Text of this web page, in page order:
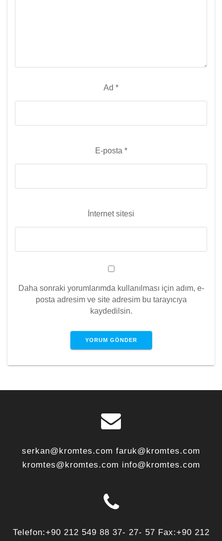
Ad *
E-posta *
İnternet sitesi
Daha sonraki yorumlarımda kullanılması için adım, e-
posta adresim ve site adresim bu tarayıcıya
kaydedilsin.
serkan@kromtes.com faruk@kromtes.com
kromtes@kromtes.com info@kromtes.com
Telefon:+90 212 549 88 37- 27- 57 Fax:+90 212